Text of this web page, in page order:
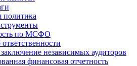
политика
по МСФО
независимых аудиторов
финансовая отчетность